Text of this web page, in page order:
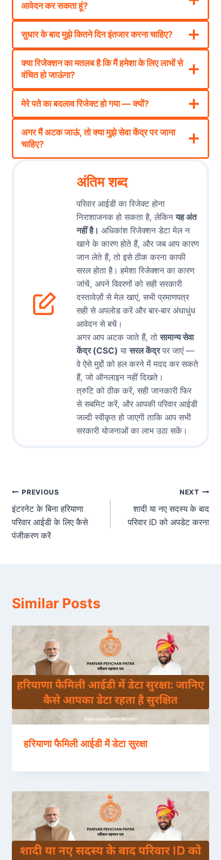
आवेदन कर सकता हूं?
सुधार के बाद मुझे कितने दिन इंतजार करना चाहिए?
क्या रिजेक्शन का मतलब है कि मैं हमेशा के लिए लाभों से
वंचित हो जाऊंगा?
मेरे पते का बदलाव रिजेक्ट हो गया — क्यों?
अगर मैं अटक जाऊं, तो क्या मुझे सेवा केंद्र पर जाना
चाहिए?
अंतिम शब्द
परिवार आईडी का रिजेक्ट होना
निराशाजनक हो सकता है, लेकिनयह अंत
नहीं है। अधिकांश रिजेक्शन डेटा मेल न
खाने के कारण होते हैं, और जब आप कारण
जान लेते हैं, तो इसे ठीक करना काफी
सरल होता है। हमेशा रिजेक्शन का कारण
जांचें, अपने विवरणों को सही सरकारी
दस्तावेज़ों से मेल खाएं, सभी प्रमाणपत्र
सही से अपलोड करें और बार‑बार अंधाधुंध
आवेदन से बचें।
अगर आप अटक जाते हैं, तोसामान्य सेवा
केंद्र (CSC) यासरल केंद्रपर जाएं —
वे ऐसे मुद्दों को हल करने में मदद कर सकते
हैं, जो ऑनलाइन नहीं दिखते।
त्रुटि को ठीक करें, सही जानकारी फिर
से सबमिट करें, और आपकी परिवार आईडी
जल्दी स्वीकृत हो जाएगी ताकि आप सभी
सरकारी योजनाओं का लाभ उठा सकें।
Post
navigation
PREVIOUS
इंटरनेट के बिना हरियाणा
परिवार आईडी के लिए कैसे
पंजीकरण करें
NEXT
शादी या नए सदस्य के बाद
परिवार ID को अपडेट करना
Similar Posts
हरियाणा फैमिली आईडी में डेटा सुरक्षा